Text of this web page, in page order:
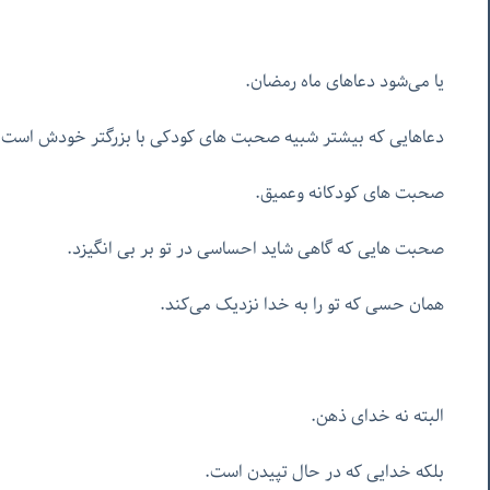
یا می‌شود دعاهای ماه رمضان.
دعاهایی که بیشتر شبیه صحبت های کودکی با بزرگتر خودش
صحبت های کودکانه وعمیق.
صحبت هایی که گاهی شاید احساسی در تو بر بی انگیزد.
همان حسی که تو را به خدا نزدیک می‌کند.
البته نه خدای ذهن.
بلکه خدایی که در حال تپیدن است.